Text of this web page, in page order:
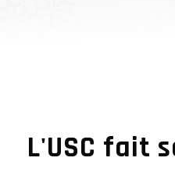
L'USC fait